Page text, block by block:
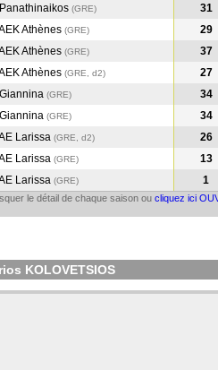
Panathinaikos (GRE)
31
Athènes (GRE)
29
Athènes (GRE)
37
Athènes (GRE, d2)
27
Giannina (GRE)
34
Giannina (GRE)
34
Larissa (GRE, d2)
26
Larissa (GRE)
13
Larissa (GRE) 1
le détail de chaque saison ou cliquez ici
KOLOVETSIOS